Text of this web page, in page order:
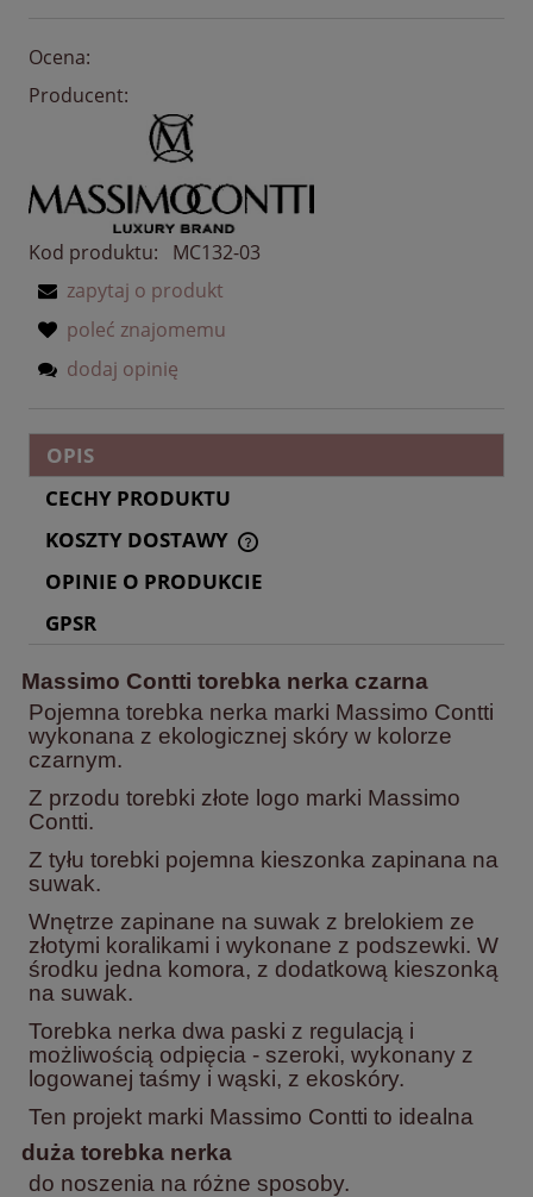
Ocena:
Producent:
Kod produktu:
MC132-03
zapytaj o produkt
poleć znajomemu
dodaj opinię
OPIS
CECHY PRODUKTU
KOSZTY DOSTAWY
CENA NIE ZAWIERA EWENTUALNYCH KOSZTÓW
PŁATNOŚCI
OPINIE O PRODUKCIE
GPSR
Massimo Contti torebka nerka czarna
Pojemna torebka nerka marki Massimo Contti
wykonana z ekologicznej skóry w kolorze
czarnym.
Z przodu torebki złote logo marki Massimo
Contti.
Z tyłu torebki pojemna kieszonka zapinana na
suwak.
Wnętrze zapinane na suwak z brelokiem ze
złotymi koralikami i wykonane z podszewki. W
środku jedna komora, z dodatkową kieszonką
na suwak.
Torebka nerka dwa paski z regulacją i
możliwością odpięcia - szeroki, wykonany z
logowanej taśmy i wąski, z ekoskóry.
Ten projekt marki Massimo Contti to idealna
duża torebka nerka
do noszenia na różne sposoby.